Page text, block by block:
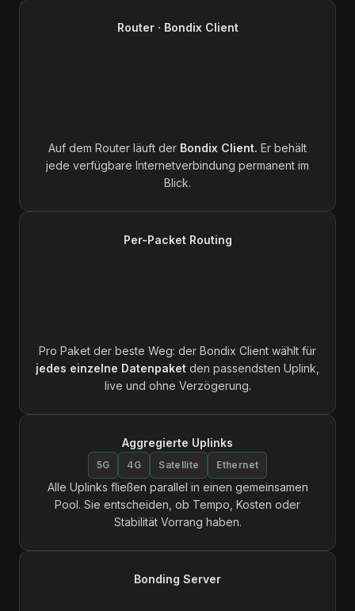
Router · Bondix Client
Auf dem Router läuft der Bondix Client. Er behält
jede verfügbare Internetverbindung permanent im
Blick.
Per-Packet Routing
Pro Paket der beste Weg: der Bondix Client wählt für
jedes einzelne Datenpaket den passendsten Uplink,
live und ohne Verzögerung.
Aggregierte Uplinks
5G 4G Satellite Ethernet
Alle Uplinks fließen parallel in einen gemeinsamen
Pool. Sie entscheiden, ob Tempo, Kosten oder
Stabilität Vorrang haben.
Bonding Server